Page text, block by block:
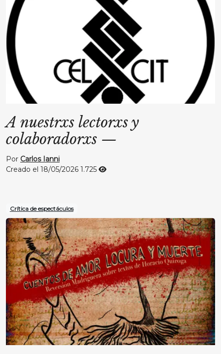
A nuestrxs lectorxs y
colaboradorxs —
Por Carlos Ianni
Creado el 18/05/2026 1.725
Crítica de espectáculos